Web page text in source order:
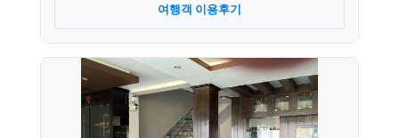
여행객 이용후기